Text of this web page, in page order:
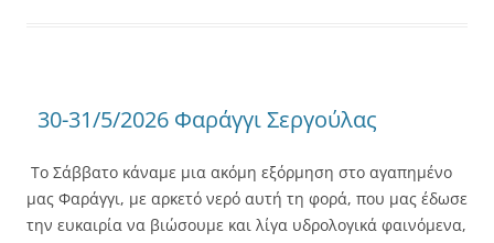
30-31/5/2026 Φαράγγι Σεργούλας
Το Σάββατο κάναμε μια ακόμη εξόρμηση στο αγαπημένο
μας Φαράγγι, με αρκετό νερό αυτή τη φορά, που μας έδωσε
την ευκαιρία να βιώσουμε και λίγα υδρολογικά φαινόμενα,